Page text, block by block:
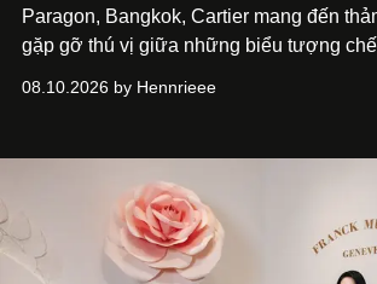
Paragon, Bangkok, Cartier mang đến
gặp gỡ thú vị giữa những biểu tượng
xuất hiện trong những thiết kế Cartier,
một ngôn ngữ riêng để diễn giải tinh thần
08.10.2026 by Hennrieee